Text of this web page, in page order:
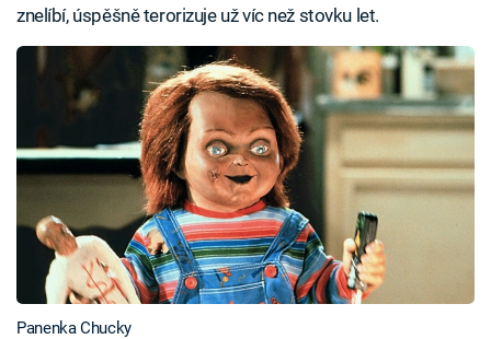
znelíbí, úspěšně terorizuje už víc než stovku let.
Panenka Chucky